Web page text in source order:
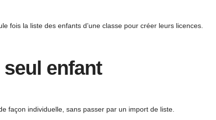
fois la liste des enfants d’une classe pour créer leurs licences.
enfant
façon individuelle, sans passer par un import de liste.